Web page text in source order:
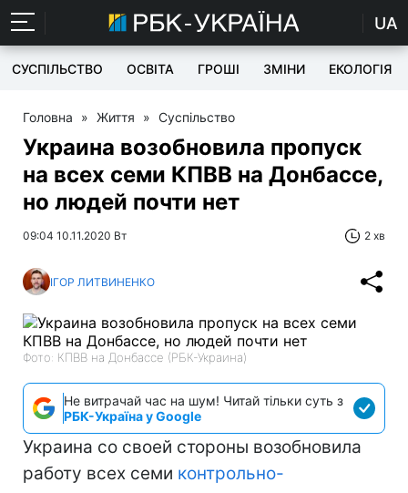
UA
СУСПІЛЬСТВО ОСВІТА ГРОШІ ЗМІНИ ЕКОЛОГІЯ
Головна » Життя » Суспільство
Украина возобновила пропуск
на всех семи КПВВ на Донбассе,
но людей почти нет
09:04 10.11.2020 Вт 2 хв
ІГОР ЛИТВИНЕНКО
Фото: КПВВ на Донбассе (РБК-Украина)
Не витрачай час на шум! Читай тільки суть з
РБК-Україна у Google
Украина со своей стороны возобновила
работу всех семи контрольно-